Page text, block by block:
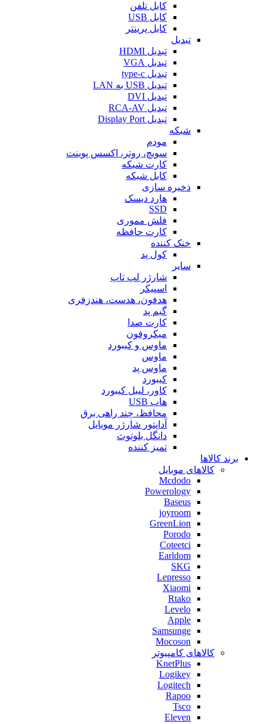
کابل تلفن
کابل USB
کابل پرینتر
تبدیل
تبدیل HDMI
تبدیل VGA
تبدیل type-c
تبدیل USB به LAN
تبدیل DVI
تبدیل RCA-AV
تبدیل Display Port
شبکه
مودم
سویچ، روتر، اکسس پوینت
کارت شبکه
کابل شبکه
ذخیره سازی
هارد دیسک
SSD
فلش مموری
کارت حافظه
خنک کننده
کول پد
سایر
شارژر لپ تاپ
اسپیکر
هدفون، هدست، هندزفری
گیم پد
کارت صدا
میکروفون
ماوس و کیبورد
ماوس
ماوس پد
کیبورد
کاور، لیبل کیبورد
هاب USB
محافظ، چند راهی برق
آداپتور شارژر موبایل
دانگل بلوتوث
تمیز کننده
برند کالاها
کالاهای موبایل
Mcdodo
Powerology
Baseus
joyroom
GreenLion
Porodo
Coteetci
Earldom
SKG
Lepresso
Xiaomi
Rtako
Levelo
Apple
Samsunge
Mocoson
کالاهای کامپیوتر
KnetPlus
Logikey
Logitech
Rapoo
Tsco
Eleven